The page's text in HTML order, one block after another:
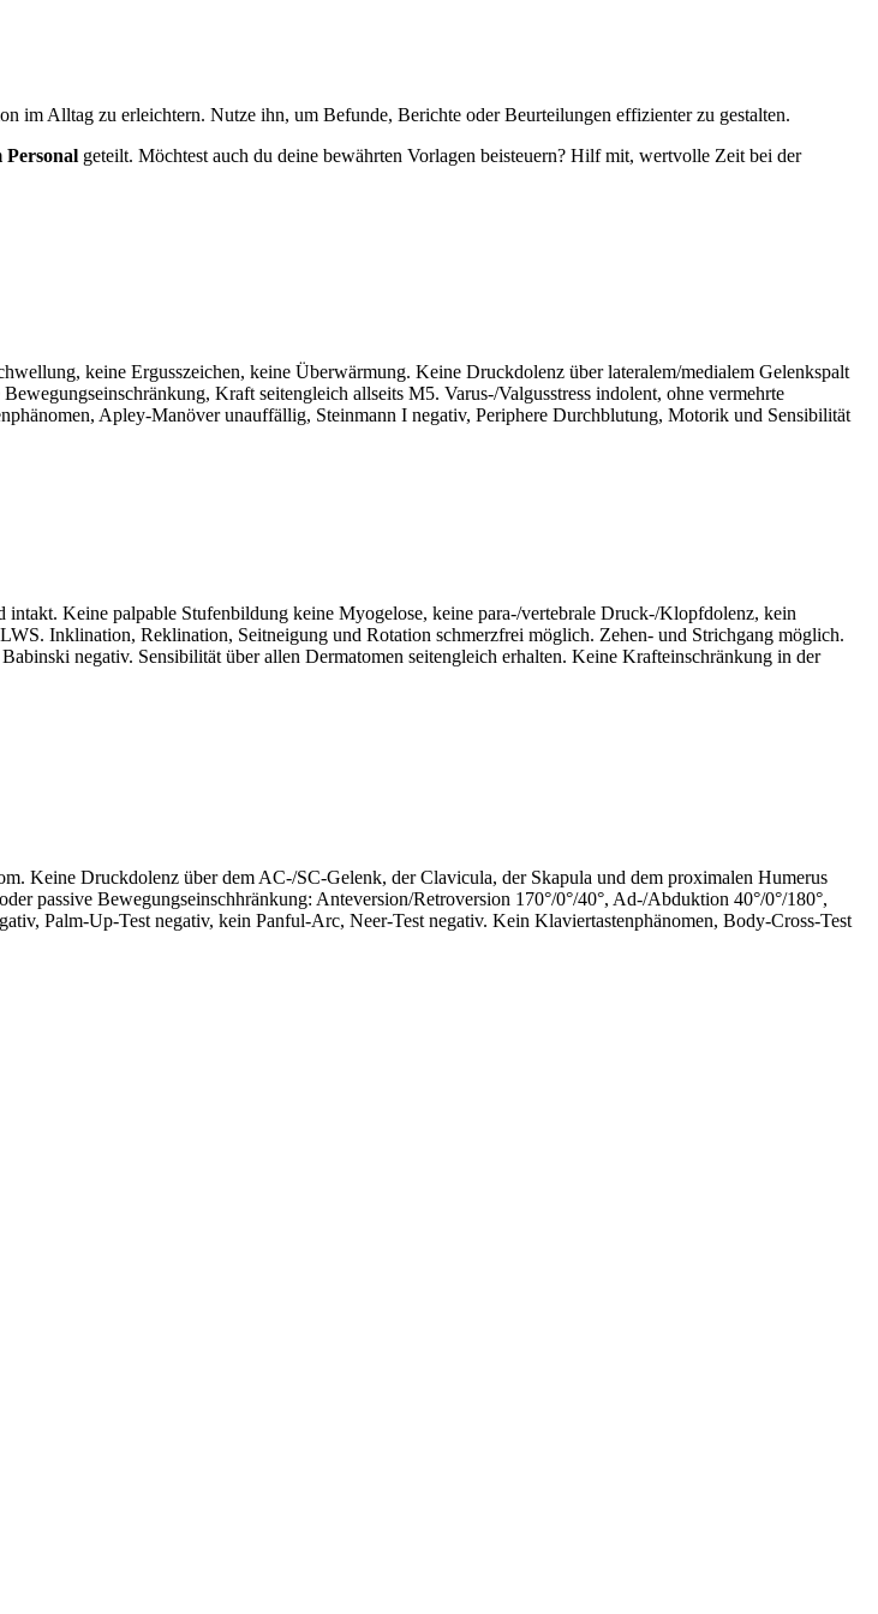
im Alltag zu erleichtern. Nutze ihn, um Befunde, Berichte oder Beurteilungen effizienter zu gestalten.
Personal geteilt. Möchtest auch du deine bewährten Vorlagen beisteuern? Hilf mit, wertvolle Zeit bei der
keine Ergusszeichen, keine Überwärmung. Keine Druckdolenz über lateralem/medialem Gelenkspalt
Kraft seitengleich allseits M5. Varus-/Valgusstress indolent, ohne vermehrte
Apley-Manöver unauffällig, Steinmann I negativ, Periphere Durchblutung, Motorik und Sensibilität
Keine palpable Stufenbildung keine Myogelose, keine para-/vertebrale Druck-/Klopfdolenz, kein
Inklination, Reklination, Seitneigung und Rotation schmerzfrei möglich. Zehen- und Strichgang möglich.
negativ. Sensibilität über allen Dermatomen seitengleich erhalten. Keine Krafteinschränkung in der
Keine Druckdolenz über dem AC-/SC-Gelenk, der Clavicula, der Skapula und dem proximalen Humerus
passive Bewegungseinschhränkung: Anteversion/Retroversion 170°/0°/40°, Ad-/Abduktion 40°/0°/180°,
Palm-Up-Test negativ, kein Panful-Arc, Neer-Test negativ. Kein Klaviertastenphänomen, Body-Cross-Test